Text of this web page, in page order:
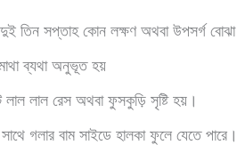
তিন সপ্তাহ কোন লক্ষণ অথবা উপসর্গ বোঝা
ব্যথা অনুভূত হয়
লাল রেস অথবা ফুসকুড়ি সৃষ্টি হয়।
গলার বাম সাইডে হালকা ফুলে যেতে পারে।